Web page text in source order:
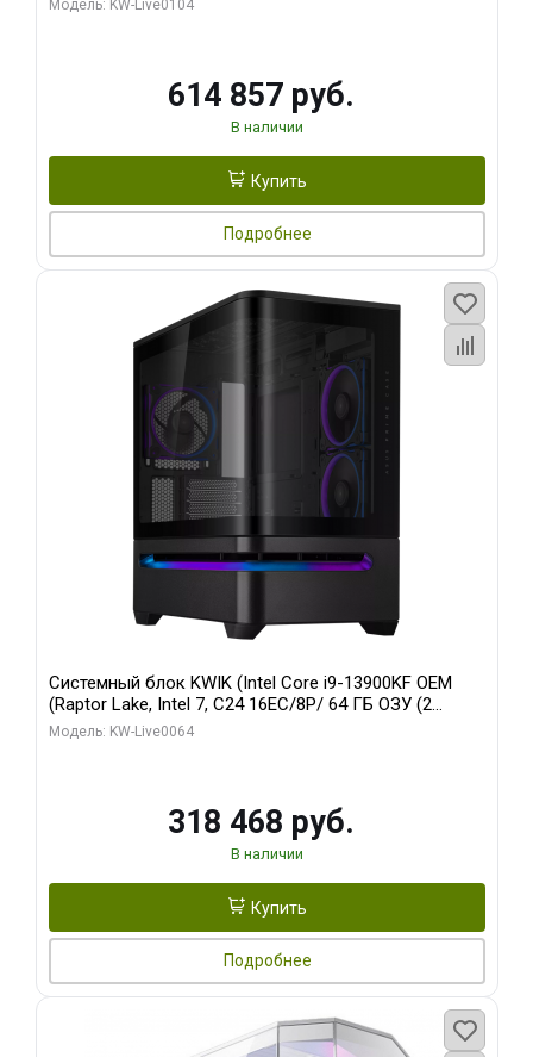
Модель: KW-Live0104
614 857 руб.
В наличии
Купить
Подробнее
Системный блок KWIK (Intel Core i9-13900KF OEM
(Raptor Lake, Intel 7, C24 16EC/8P/ 64 ГБ ОЗУ (2
модуля)/ ASUS RTX5080 PROART OC 16GB GDDR7
Модель: KW-Live0064
318 468 руб.
В наличии
Купить
Подробнее